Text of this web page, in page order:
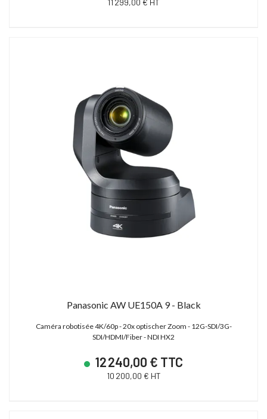
Panasonic AW UE150A 9 - Black
Caméra robotisée 4K/60p - 20x optischer Zoom - 12G-SDI/3G-
SDI/HDMI/Fiber - NDI HX2
12 240,00 € TTC
10 200,00 € HT